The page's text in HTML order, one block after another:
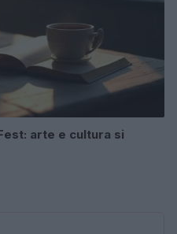
arte e cultura si